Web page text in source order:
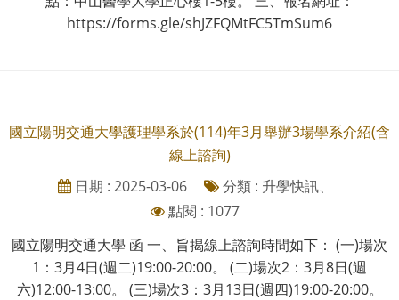
https://forms.gle/shJZFQMtFC5TmSum6
國立陽明交通大學護理學系於(114)年3月舉辦3場學系介紹(含
線上諮詢)
日期 : 2025-03-06
分類 : 升學快訊、
點閱 : 1077
國立陽明交通大學 函 一、旨揭線上諮詢時間如下： (一)場次
1：3月4日(週二)19:00-20:00。 (二)場次2：3月8日(週
六)12:00-13:00。 (三)場次3：3月13日(週四)19:00-20:00。